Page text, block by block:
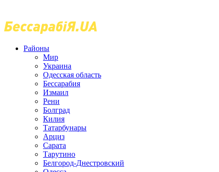
Районы
Мир
Украина
Одесская область
Бессарабия
Измаил
Рени
Болград
Килия
Татарбунары
Арциз
Сарата
Тарутино
Белгород-Днестровский